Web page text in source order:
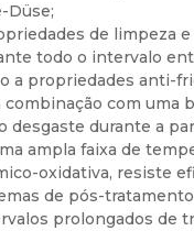
Düse;
de limpeza
todo o intervalo
a propriedades anti-
com uma
desgaste durante a
ampla faixa de
oxidativa, resiste
de pós-tratamento
prolongados de